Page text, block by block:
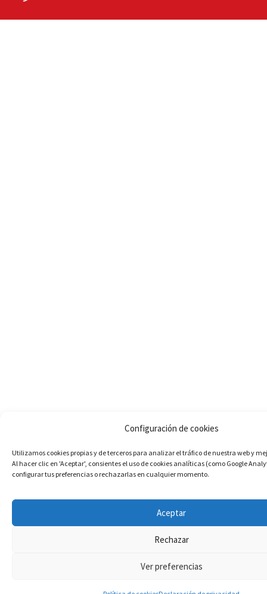
Configuración de cookies
Utilizamos cookies propias y de terceros para analizar el tráfico de nuestra web y
Al hacer clic en 'Aceptar', consientes el uso de cookies analíticas (como Google
configurar tus preferencias o rechazarlas en cualquier momento.
Aceptar
Rechazar
Ver preferencias